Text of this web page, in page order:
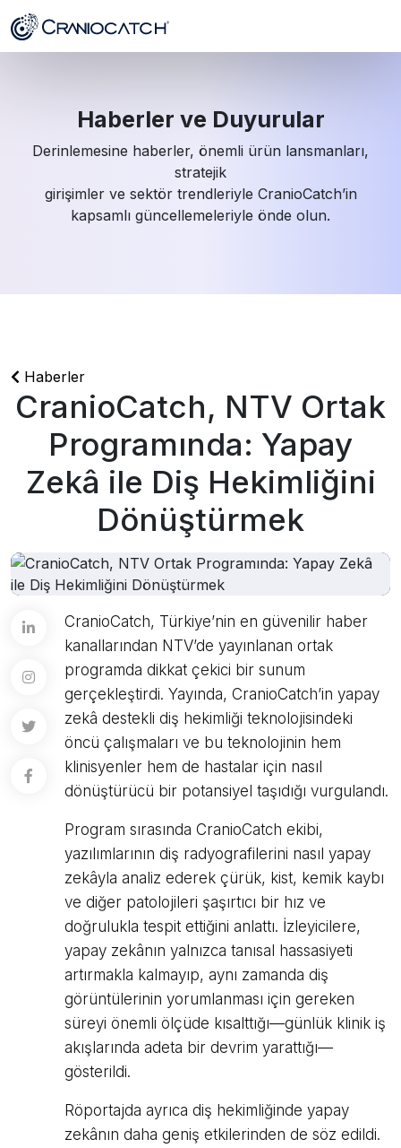
Haberler ve Duyurular
Derinlemesine haberler, önemli ürün lansmanları,
stratejik
girişimler ve sektör trendleriyle CranioCatch’in
kapsamlı güncellemeleriyle önde olun.
Haberler
CranioCatch, NTV Ortak
Programında: Yapay
Zekâ ile Diş Hekimliğini
Dönüştürmek
CranioCatch, Türkiye’nin en güvenilir haber
kanallarından NTV’de yayınlanan ortak
programda dikkat çekici bir sunum
gerçekleştirdi. Yayında, CranioCatch’in yapay
zekâ destekli diş hekimliği teknolojisindeki
öncü çalışmaları ve bu teknolojinin hem
klinisyenler hem de hastalar için nasıl
dönüştürücü bir potansiyel taşıdığı vurgulandı.
Program sırasında CranioCatch ekibi,
yazılımlarının diş radyografilerini nasıl yapay
zekâyla analiz ederek çürük, kist, kemik kaybı
ve diğer patolojileri şaşırtıcı bir hız ve
doğrulukla tespit ettiğini anlattı. İzleyicilere,
yapay zekânın yalnızca tanısal hassasiyeti
artırmakla kalmayıp, aynı zamanda diş
görüntülerinin yorumlanması için gereken
süreyi önemli ölçüde kısalttığı—günlük klinik iş
akışlarında adeta bir devrim yarattığı—
gösterildi.
Röportajda ayrıca diş hekimliğinde yapay
zekânın daha geniş etkilerinden de söz edildi.